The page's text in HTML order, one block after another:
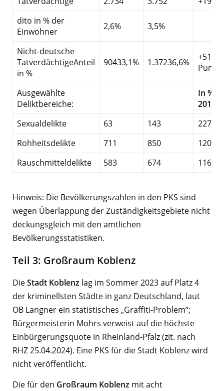
dito in % der
Einwohner
2,6% 3,5%
Nicht-deutsche
TatverdächtigeAnteil
in %
90433,1% 1.37236,6%
Punkte
Ausgewählte
Deliktbereiche:
In %
2019
Sexualdelikte
63 143
227%
Rohheitsdelikte
711 850
120%
Rauschmitteldelikte
583 674 116%
Hinweis: Die Bevölkerungszahlen in den PKS sind
wegen Überlappung der Zuständigkeitsgebiete nicht
deckungsgleich mit den amtlichen
Bevölkerungsstatistiken.
Teil 3: Großraum Koblenz
DieStadt Koblenz lag im Sommer 2023 auf Platz 4
der kriminellsten Städte in ganz Deutschland, laut
OB Langner ein statistisches „Graffiti-Problem“;
Bürgermeisterin Mohrs verweist auf die höchste
Einbürgerungsquote in Rheinland-Pfalz (zit. nach
RHZ 25.04.2024). Eine PKS für die Stadt Koblenz wird
nicht veröffentlicht.
Die für den Großraum Koblenz mit acht